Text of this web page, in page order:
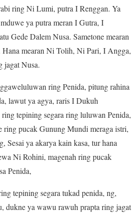
ring Ni Lumi, putra I Renggan. Ya
ya putra meran I Gutra, I
Gede Dalem Nusa. Sametone mearan
mearan Ni Tolih, Ni Pari, I Angga,
jagat Nusa.
ring Penida, pitung rahina
lawut ya agya, raris I Dukuh
tepining segara ring luluwan Penida,
ring pucak Gunung Mundi meraga istri,
Sesai ya akarya kain kasa, tur hana
Ni Rohini, magenah ring pucak
Penida,
tepining segara tukad penida, ng,
dukne ya wawu rawuh prapta ring jagat